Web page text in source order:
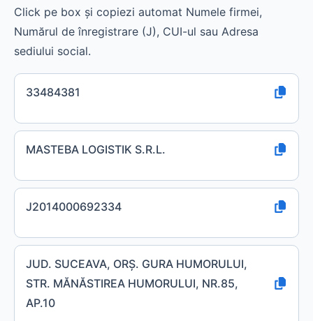
Click pe box și copiezi automat Numele firmei,
Numărul de înregistrare (J), CUI-ul sau Adresa
sediului social.
33484381
MASTEBA LOGISTIK S.R.L.
J2014000692334
JUD. SUCEAVA, ORŞ. GURA HUMORULUI,
STR. MĂNĂSTIREA HUMORULUI, NR.85,
AP.10